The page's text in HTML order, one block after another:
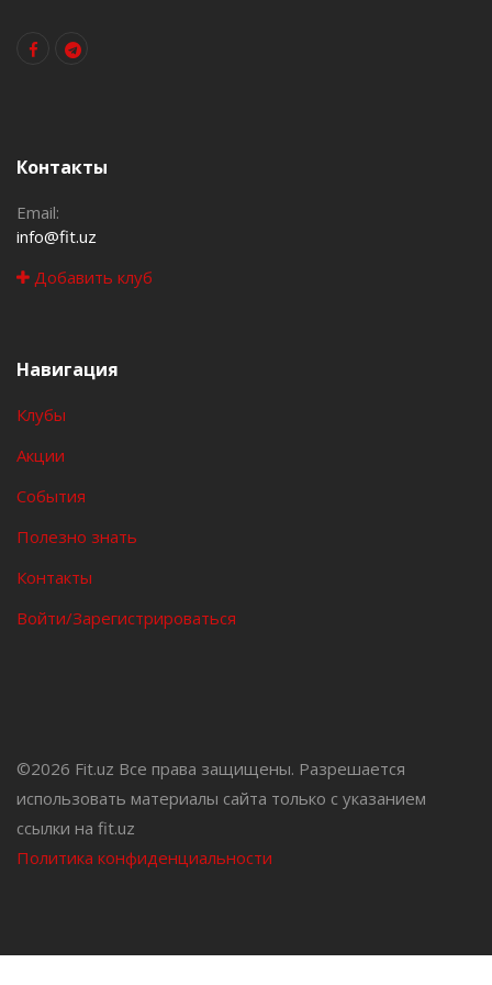
Контакты
Email:
info@fit.uz
Добавить клуб
Навигация
Клубы
Акции
События
Полезно знать
Контакты
Войти/Зарегистрироваться
©2026 Fit.uz Все права защищены. Разрешается
использовать материалы сайта только с указанием
ссылки на fit.uz
Политика конфиденциальности